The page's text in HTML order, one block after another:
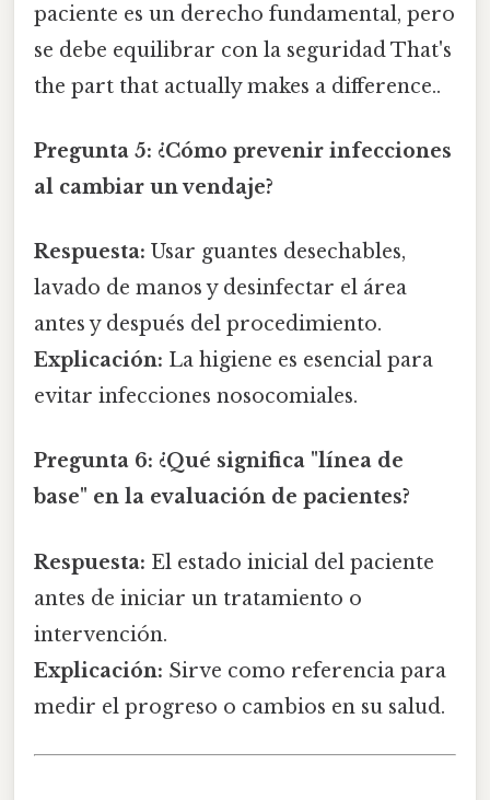
paciente es un derecho fundamental, pero
se debe equilibrar con la seguridad That's
the part that actually makes a difference..
Pregunta 5: ¿Cómo prevenir infecciones
al cambiar un vendaje?
Respuesta: Usar guantes desechables,
lavado de manos y desinfectar el área
antes y después del procedimiento.
Explicación: La higiene es esencial para
evitar infecciones nosocomiales.
Pregunta 6: ¿Qué significa "línea de
base" en la evaluación de pacientes?
Respuesta: El estado inicial del paciente
antes de iniciar un tratamiento o
intervención.
Explicación: Sirve como referencia para
medir el progreso o cambios en su salud.